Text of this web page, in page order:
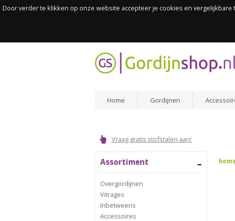
Door verder te klikken op onze website accepteer je cookies en
Home Gordijnen
Vraag gratis stofstalen aan!
Assortiment
Overgordijnen
Vitrages
Inbetweens
Accessoires